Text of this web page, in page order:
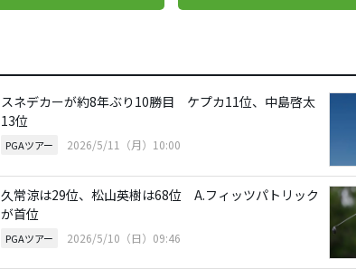
スネデカーが約8年ぶり10勝目 ケプカ11位、中島啓太
13位
PGAツアー 2026/5/11（月）10:00
久常涼は29位、松山英樹は68位 A.フィッツパトリック
が首位
PGAツアー 2026/5/10（日）09:46